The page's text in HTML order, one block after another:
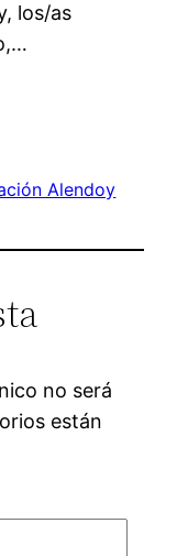
los/as
Alendoy
no será
están